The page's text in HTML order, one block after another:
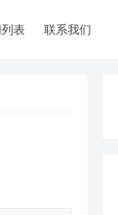
表 联系我们